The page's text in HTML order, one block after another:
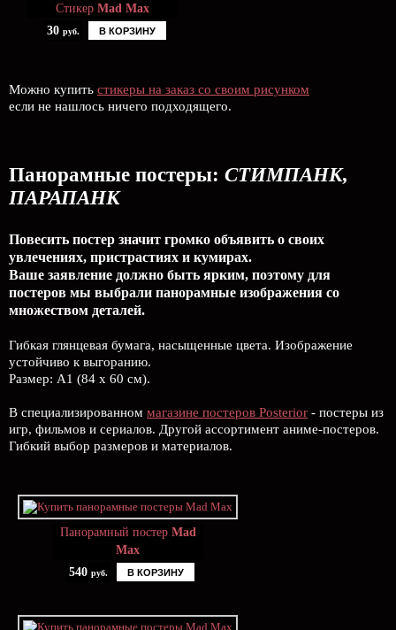
Стикер Mad Max
30 руб. В КОРЗИНУ
Можно купить стикеры на заказ со своим рисунком
если не нашлось ничего подходящего.
Панорамные постеры: СТИМПАНК,
ПАРАПАНК
Повесить постер значит громко объявить о своих
увлечениях, пристрастиях и кумирах.
Ваше заявление должно быть ярким, поэтому для
постеров мы выбрали панорамные изображения со
множеством деталей.
Гибкая глянцевая бумага, насыщенные цвета. Изображение
устойчиво к выгоранию.
Размер: А1 (84 х 60 см).
В специализированном магазине постеров Posterior - постеры из
игр, фильмов и сериалов. Другой ассортимент аниме-постеров.
Гибкий выбор размеров и материалов.
Панорамный постер Mad
Max
540 руб. В КОРЗИНУ